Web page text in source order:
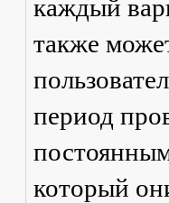
каждый
также
период
который